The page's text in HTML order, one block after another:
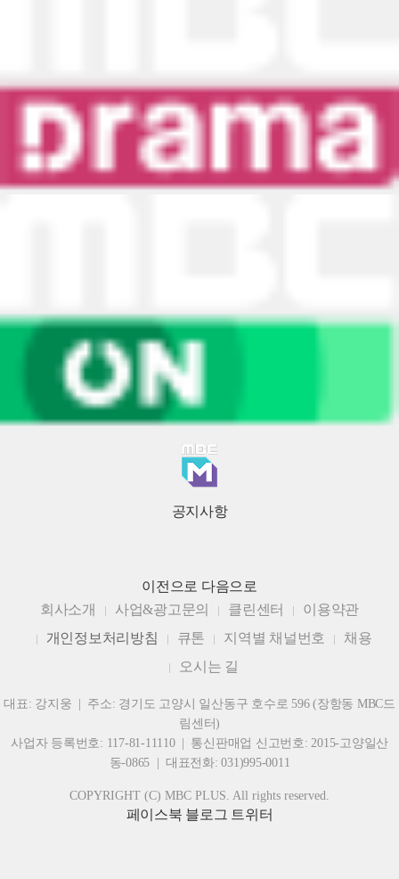
공지사항
이전으로 다음으로
회사소개
사업&광고문의 클린센터
이용약관
개인정보처리방침
큐톤 지역별 채널번호
채용
오시는 길
대표: 강지웅 | 주소: 경기도 고양시 일산동구 호수로 596 (장항동 MBC드
림센터)
사업자 등록번호: 117-81-11110 | 통신판매업 신고번호: 2015-고양일산
동-0865 | 대표전화: 031)995-0011
COPYRIGHT (C) MBC PLUS. All rights reserved.
페이스북 블로그 트위터